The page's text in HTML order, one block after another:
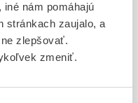
nám pomáhajú
stránkach zaujalo, a
zlepšovať.
zmeniť.